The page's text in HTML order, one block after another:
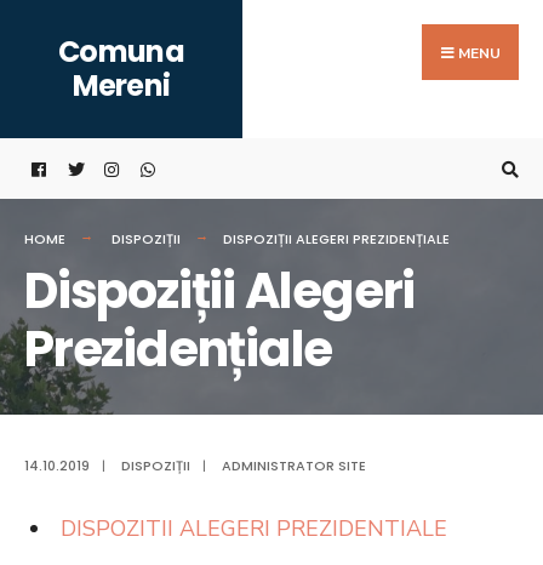
content
Comuna
Mereni
MENU
HOME DISPOZIȚII DISPOZIȚII ALEGERI PREZIDENȚIALE
Dispoziții Alegeri
Prezidențiale
14.10.2019 | DISPOZIȚII | ADMINISTRATOR SITE
DISPOZITII ALEGERI PREZIDENTIALE
for: